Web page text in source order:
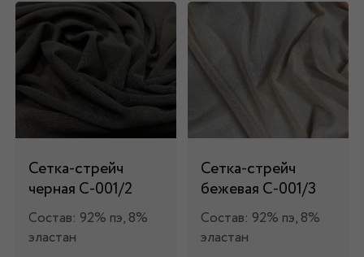
Сетка-стрейч
черная С-001/2
Состав: 92% пэ, 8%
эластан
Сетка-стрейч
бежевая С-001/3
Состав: 92% пэ, 8%
эластан